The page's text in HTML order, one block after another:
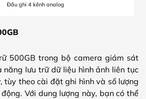
Đầu ghi 4 kênh analog
500GB trong bộ camera giám sát
năng lưu trữ dữ liệu hình ảnh liên tục
tùy theo cài đặt ghi hình và số lượng
Với dung lượng này, bạn có thể